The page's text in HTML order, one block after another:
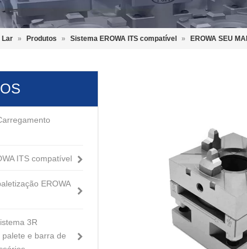
Lar » Produtos » Sistema EROWA ITS compatível » EROWA SEU
ITS compatível
EROWA
3R
e barra de